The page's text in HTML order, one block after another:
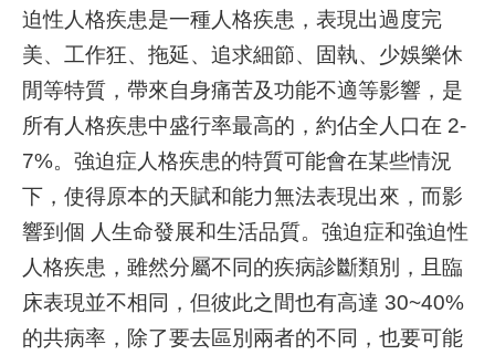
特
色
醫
療
衛
教
專
區
教
學
迫性人格疾患是一種人格疾患，表現出過度完
美、工作狂、拖延、追求細節、固執、少娛樂休
閒等特質，帶來自身痛苦及功能不適等影響，是
所有人格疾患中盛行率最高的，約佔全人口在 2-
7%。強迫症人格疾患的特質可能會在某些情況
下，使得原本的天賦和能力無法表現出來，而影
響到個 人生命發展和生活品質。強迫症和強迫性
人格疾患，雖然分屬不同的疾病診斷類別，且臨
床表現並不相同，但彼此之間也有高達 30~40%
的共病率，除了要去區別兩者的不同，也要可能